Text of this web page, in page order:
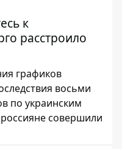
к
расстроило
графиков
восьми
по украинским
совершили